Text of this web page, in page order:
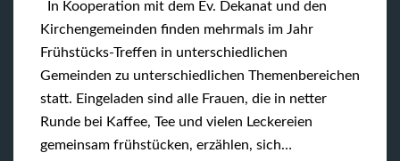
In Kooperation mit dem Ev. Dekanat und den
Kirchengemeinden finden mehrmals im Jahr
Frühstücks-Treffen in unterschiedlichen
Gemeinden zu unterschiedlichen Themenbereichen
statt. Eingeladen sind alle Frauen, die in netter
Runde bei Kaffee, Tee und vielen Leckereien
gemeinsam frühstücken, erzählen, sich…